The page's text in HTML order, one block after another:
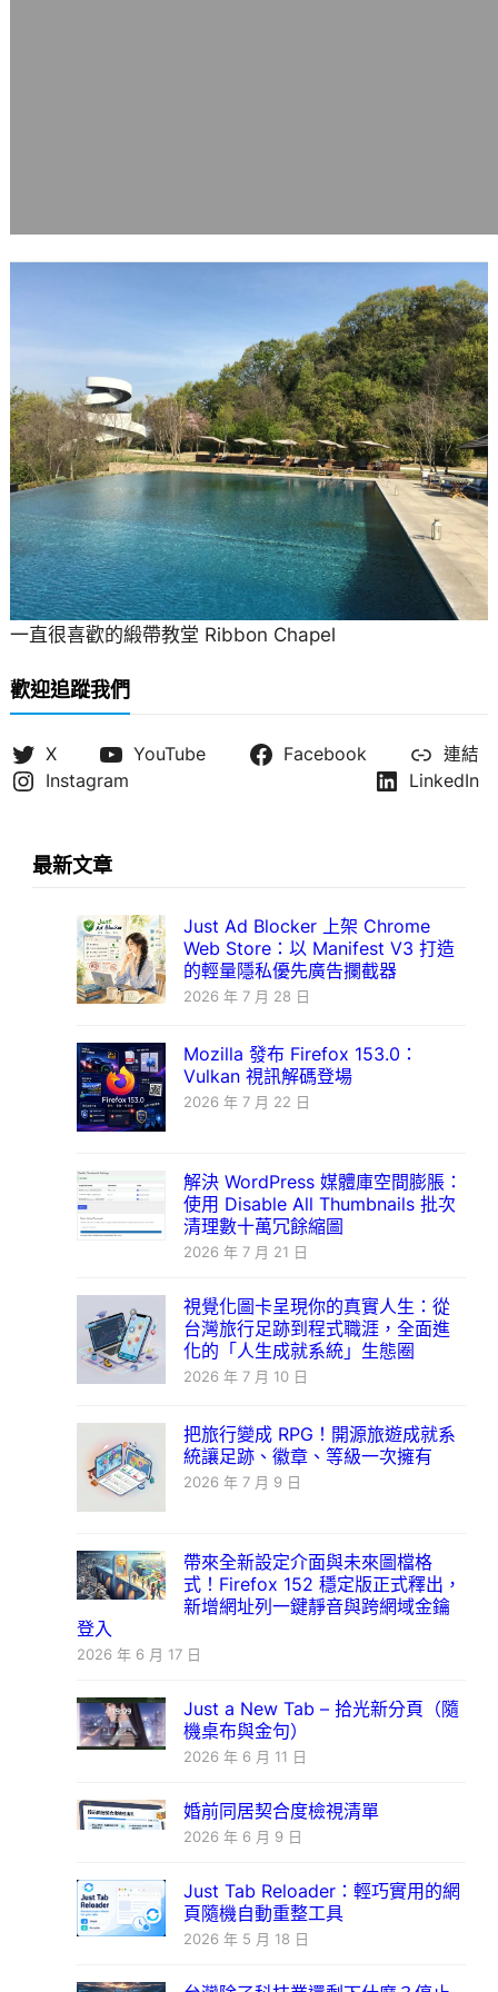
一直很喜歡的緞帶教堂 Ribbon Chapel
歡迎追蹤我們
X YouTube Facebook
連結
Instagram
LinkedIn
最新文章
Just Ad Blocker 上架 Chrome
Web Store：以 Manifest V3 打造
的輕量隱私優先廣告攔截器
2026 年 7 月 28 日
Mozilla 發布 Firefox 153.0：
Vulkan 視訊解碼登場
2026 年 7 月 22 日
解決 WordPress 媒體庫空間膨脹：
使用 Disable All Thumbnails 批次
清理數十萬冗餘縮圖
2026 年 7 月 21 日
視覺化圖卡呈現你的真實人生：從
台灣旅行足跡到程式職涯，全面進
化的「人生成就系統」生態圈
2026 年 7 月 10 日
把旅行變成 RPG！開源旅遊成就系
統讓足跡、徽章、等級一次擁有
2026 年 7 月 9 日
帶來全新設定介面與未來圖檔格
式！Firefox 152 穩定版正式釋出，
新增網址列一鍵靜音與跨網域金鑰
登入
2026 年 6 月 17 日
Just a New Tab – 拾光新分頁（隨
機桌布與金句）
2026 年 6 月 11 日
婚前同居契合度檢視清單
2026 年 6 月 9 日
Just Tab Reloader：輕巧實用的網
頁隨機自動重整工具
2026 年 5 月 18 日